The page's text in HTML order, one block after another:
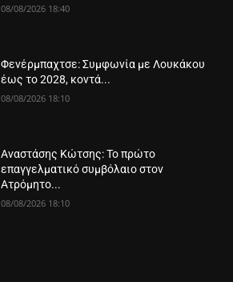
08/08/2026 18:40
Φενέρμπαχτσε: Συμφωνία με Λουκάκου
έως το 2028, κοντά...
08/08/2026 18:10
Αναστάσης Κώτσης: Το πρώτο
επαγγελματικό συμβόλαιο στον
Ατρόμητο...
08/08/2026 18:10